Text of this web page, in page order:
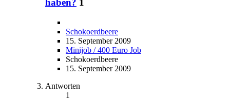
haben? 1
Schokoerdbeere
15. September 2009
Minijob / 400 Euro Job
Schokoerdbeere
15. September 2009
Antworten
1